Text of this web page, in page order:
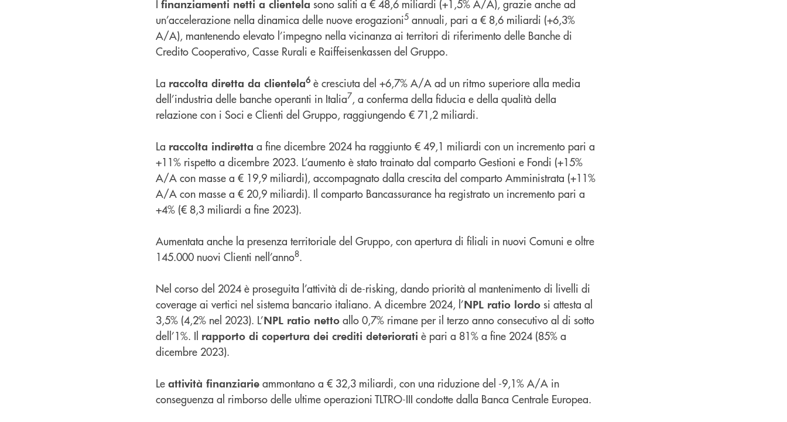
I finanziamenti netti a clientela sono saliti a € 48,6 miliardi (+1,5% A/A), grazie anche ad
un’accelerazione nella dinamica delle nuove erogazioni5 annuali, pari a € 8,6 miliardi (+6,3%
A/A), mantenendo elevato l’impegno nella vicinanza ai territori di riferimento delle Banche di
Credito Cooperativo, Casse Rurali e Raiffeisenkassen del Gruppo.
La raccolta diretta da clientela6 è cresciuta del +6,7% A/A ad un ritmo superiore alla media
dell’industria delle banche operanti in Italia7, a conferma della fiducia e della qualità della
relazione con i Soci e Clienti del Gruppo, raggiungendo € 71,2 miliardi.
La raccolta indiretta a fine dicembre 2024 ha raggiunto € 49,1 miliardi con un incremento pari a
+11% rispetto a dicembre 2023. L’aumento è stato trainato dal comparto Gestioni e Fondi (+15%
A/A con masse a € 19,9 miliardi), accompagnato dalla crescita del comparto Amministrata (+11%
A/A con masse a € 20,9 miliardi). Il comparto Bancassurance ha registrato un incremento pari a
+4% (€ 8,3 miliardi a fine 2023).
Aumentata anche la presenza territoriale del Gruppo, con apertura di filiali in nuovi Comuni e oltre
145.000 nuovi Clienti nell’anno8.
Nel corso del 2024 è proseguita l’attività di de-risking, dando priorità al mantenimento di livelli di
coverage ai vertici nel sistema bancario italiano. A dicembre 2024, l’NPL ratio lordo si attesta al
3,5% (4,2% nel 2023). L’NPL ratio netto allo 0,7% rimane per il terzo anno consecutivo al di sotto
dell’1%. Il rapporto di copertura dei crediti deteriorati è pari a 81% a fine 2024 (85% a
dicembre 2023).
Le attività finanziarie ammontano a € 32,3 miliardi, con una riduzione del -9,1% A/A in
conseguenza al rimborso delle ultime operazioni TLTRO-III condotte dalla Banca Centrale Europea.